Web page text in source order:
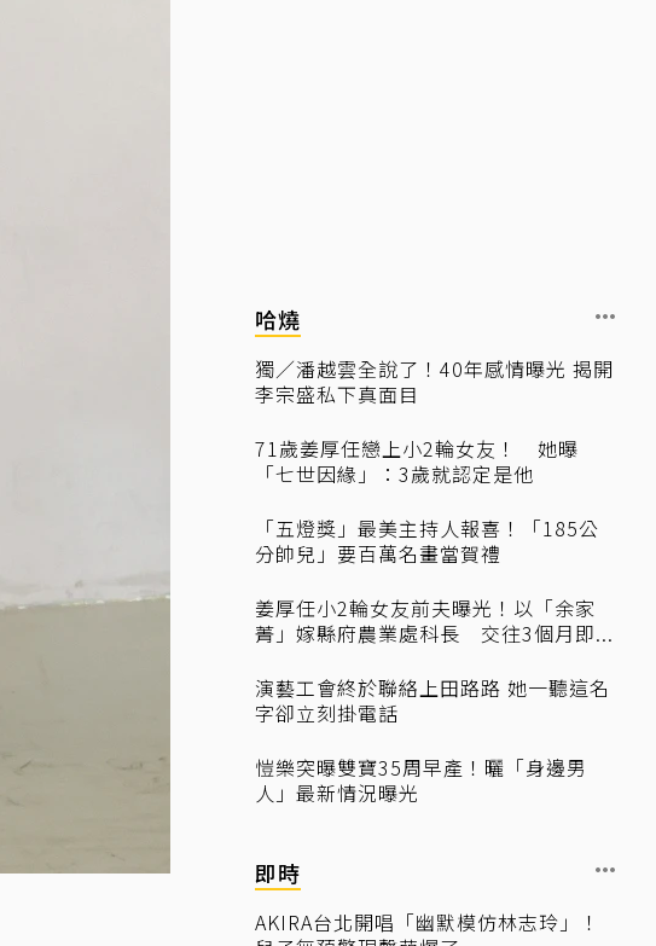
哈燒
獨／潘越雲全說了！40年感情曝光 揭開
李宗盛私下真面目
71歲姜厚任戀上小2輪女友！ 她曝
「七世因緣」：3歲就認定是他
「五燈獎」最美主持人報喜！「185公
分帥兒」要百萬名畫當賀禮
姜厚任小2輪女友前夫曝光！以「余家
菁」嫁縣府農業處科長 交往3個月即...
演藝工會終於聯絡上田路路 她一聽這名
字卻立刻掛電話
愷樂突曝雙寶35周早產！曬「身邊男
人」最新情況曝光
即時
AKIRA台北開唱「幽默模仿林志玲」！